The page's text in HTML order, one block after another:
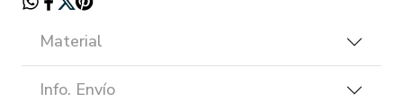
Material
Info. Envío